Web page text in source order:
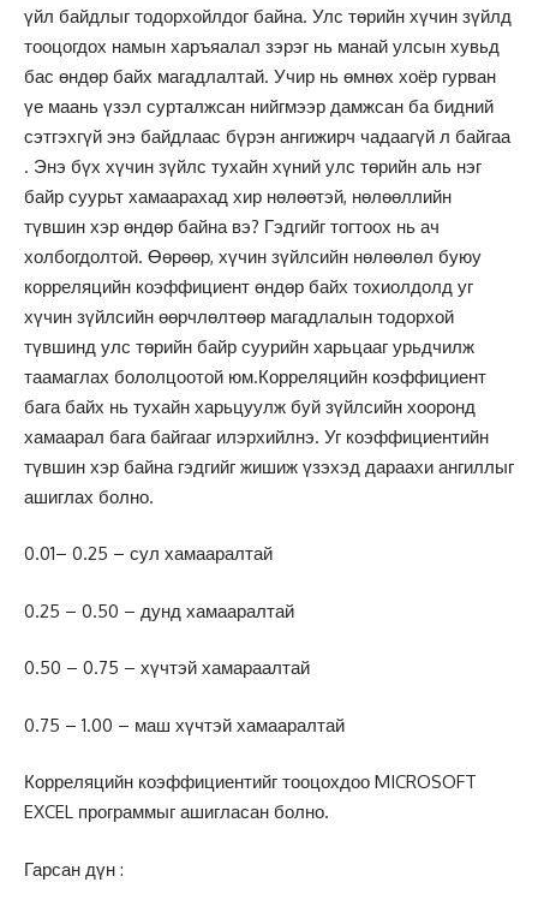
үйл байдлыг тодорхойлдог байна. Улс төрийн хүчин зүйлд
тооцогдох намын харъяалал зэрэг нь манай улсын хувьд
бас өндөр байх магадлалтай. Учир нь өмнөх хоёр гурван
үе маань үзэл сурталжсан нийгмээр дамжсан ба бидний
сэтгэхгүй энэ байдлаас бүрэн ангижирч чадаагүй л байгаа
. Энэ бүх хүчин зүйлс тухайн хүний улс төрийн аль нэг
байр суурьт хамаарахад хир нөлөөтэй, нөлөөллийн
түвшин хэр өндөр байна вэ? Гэдгийг тогтоох нь ач
холбогдолтой. Өөрөөр, хүчин зүйлсийн нөлөөлөл буюу
корреляцийн коэффициент өндөр байх тохиолдолд уг
хүчин зүйлсийн өөрчлөлтөөр магадлалын тодорхой
түвшинд улс төрийн байр суурийн харьцааг урьдчилж
таамаглах бололцоотой юм.Корреляцийн коэффициент
бага байх нь тухайн харьцуулж буй зүйлсийн хооронд
хамаарал бага байгааг илэрхийлнэ. Уг коэффициентийн
түвшин хэр байна гэдгийг жишиж үзэхэд дараахи ангиллыг
ашиглах болно.
0.01– 0.25 – сул хамааралтай
0.25 – 0.50 – дунд хамааралтай
0.50 – 0.75 – хүчтэй хамараалтай
0.75 – 1.00 – маш хүчтэй хамааралтай
Корреляцийн коэффициентийг тооцохдоо MICROSOFT
EXCEL программыг ашигласан болно.
Гарсан дүн :